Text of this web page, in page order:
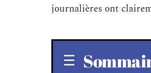
journalières ont